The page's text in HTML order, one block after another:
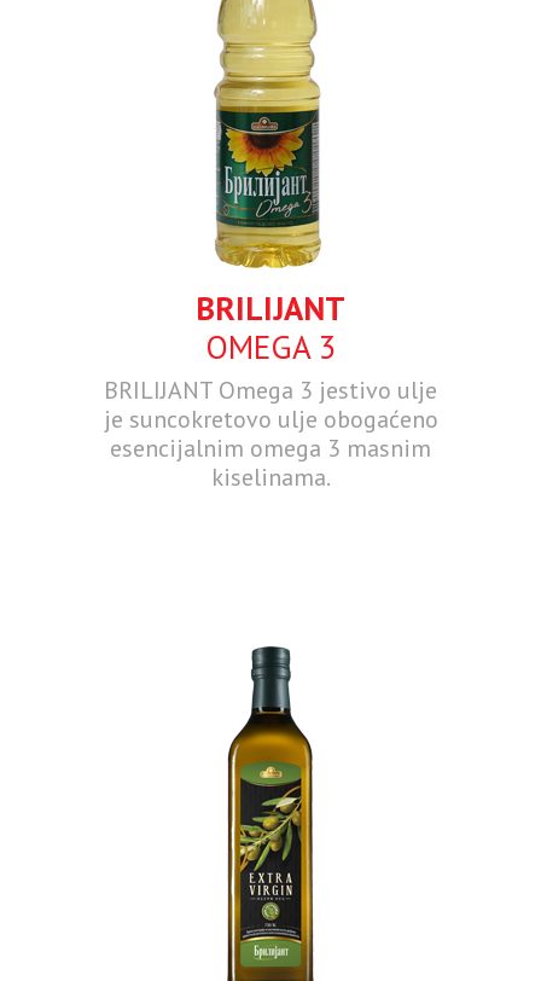
BRILIJANT
OMEGA 3
BRILIJANT Omega 3 jestivo ulje
je suncokretovo ulje obogaćeno
esencijalnim omega 3 masnim
kiselinama.